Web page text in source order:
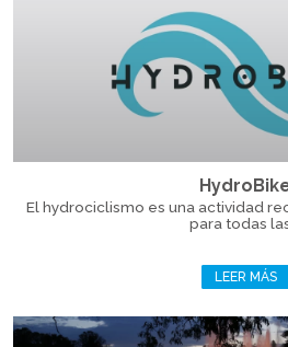
El hydrociclismo es una actividad
para todas
LEER MÁS